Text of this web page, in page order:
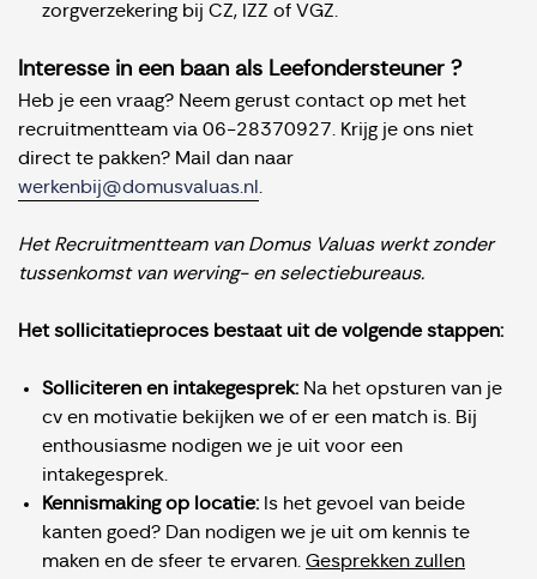
zorgverzekering bij CZ, IZZ of VGZ.
Interesse in een baan als Leefondersteuner ?
Heb je een vraag? Neem gerust contact op met het
recruitmentteam via 06-28370927. Krijg je ons niet
direct te pakken? Mail dan naar
werkenbij@domusvaluas.nl
Het Recruitmentteam van Domus Valuas werkt zonder
tussenkomst van werving- en selectiebureaus.
Het sollicitatieproces bestaat uit de volgende stappen:
Solliciteren en intakegesprek: Na het opsturen van je
cv en motivatie bekijken we of er een match is. Bij
enthousiasme nodigen we je uit voor een
intakegesprek.
Kennismaking op locatie: Is het gevoel van beide
kanten goed? Dan nodigen we je uit om kennis te
maken en de sfeer te ervaren. Gesprekken zullen